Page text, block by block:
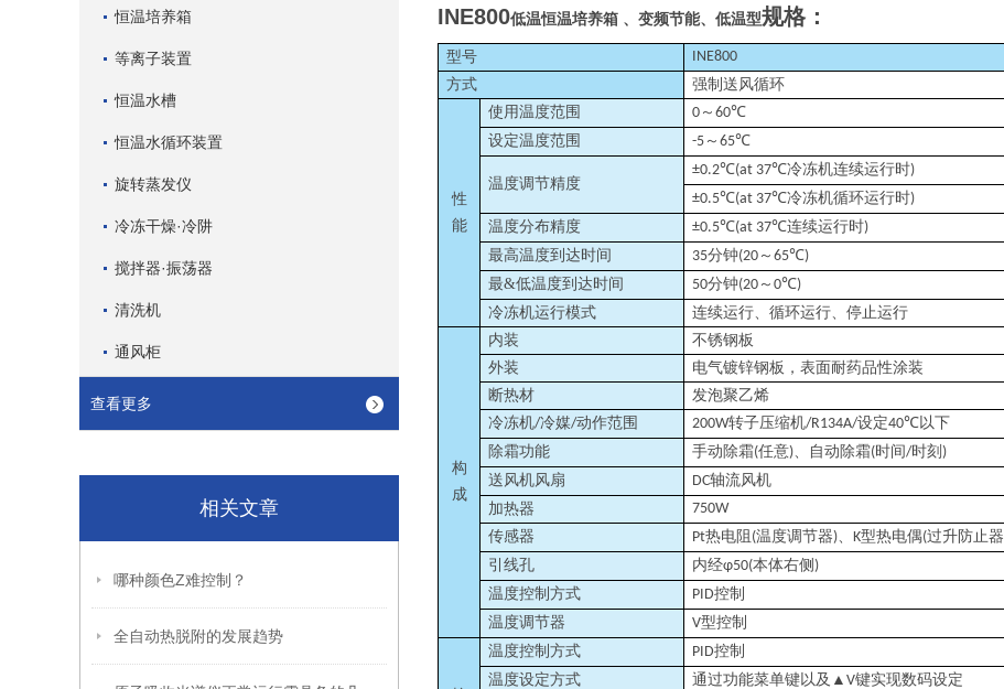
恒温培养箱
等离子装置
恒温水槽
恒温水循环装置
旋转蒸发仪
冷冻干燥·冷阱
搅拌器·振荡器
清洗机
通风柜
查看更多
相关文章
哪种颜色Z难控制？
全自动热脱附的发展趋势
INE800低温恒温培养箱 、变频节能、低温型规格：
型号
INE800
方式
强制送风循环
性
能
使用温度范围 0 ～ 60℃
设定温度范围
-5 ～ 65℃
温度调节精度
±0.2℃(at 37℃冷冻机连续运行时)
±0.5℃(at 37℃冷冻机循环运行时)
温度分布精度
±0.5℃(at 37℃连续运行时)
最高温度到达时间
35分钟(20 ～ 65℃)
最&低温度到达时间
50分钟(20 ～ 0℃)
冷冻机运行模式
连续运行、循环运行、停止运行
构
成
内装
不锈钢板
外装
电气镀锌钢板，表面耐药品性涂装
断热材
发泡聚乙烯
冷冻机/冷媒/动作范围 200W转子压缩机/R134A/设定40℃以下
除霜功能
手动除霜(任意)、自动除霜(时间/时刻 )
送风机风扇
DC轴流风机
加热器
750W
传感器
Pt热电阻 (温度调节器)、 K型热电偶(过升防止器
引线孔
内经φ50(本体右侧 )
温度控制方式
PID控制
温度调节器
V型控制
温度控制方式 PID控制
温度设定方式
通过功能菜单键以及 ▲V键实现数码设定